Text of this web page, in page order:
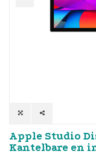
Apple Studio
Kantelbare en